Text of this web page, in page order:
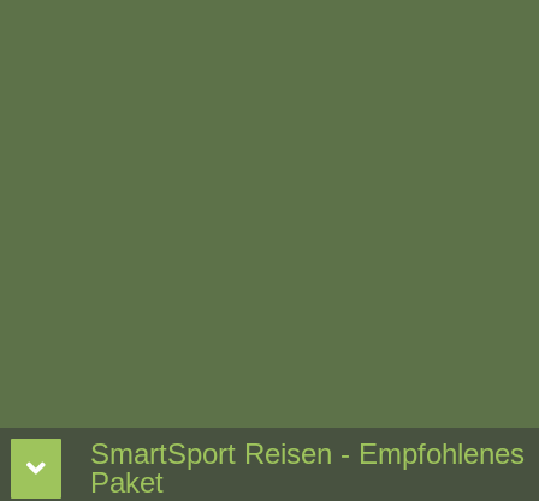
SmartSport Reisen - Empfohlenes
Paket